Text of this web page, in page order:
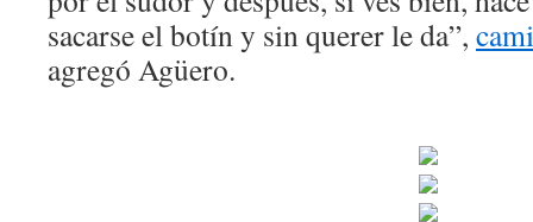
sacarse el botín y sin querer le da”,
agregó Agüero.